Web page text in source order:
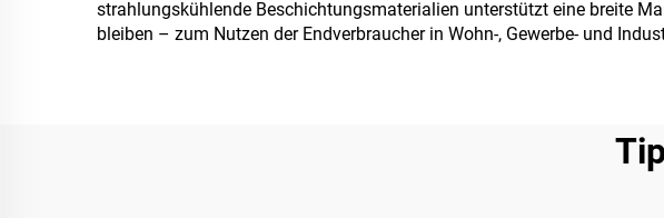
strahlungskühlende Beschichtungsmaterialien unterstützt eine breite
bleiben – zum Nutzen der Endverbraucher in Wohn-, Gewerbe- und